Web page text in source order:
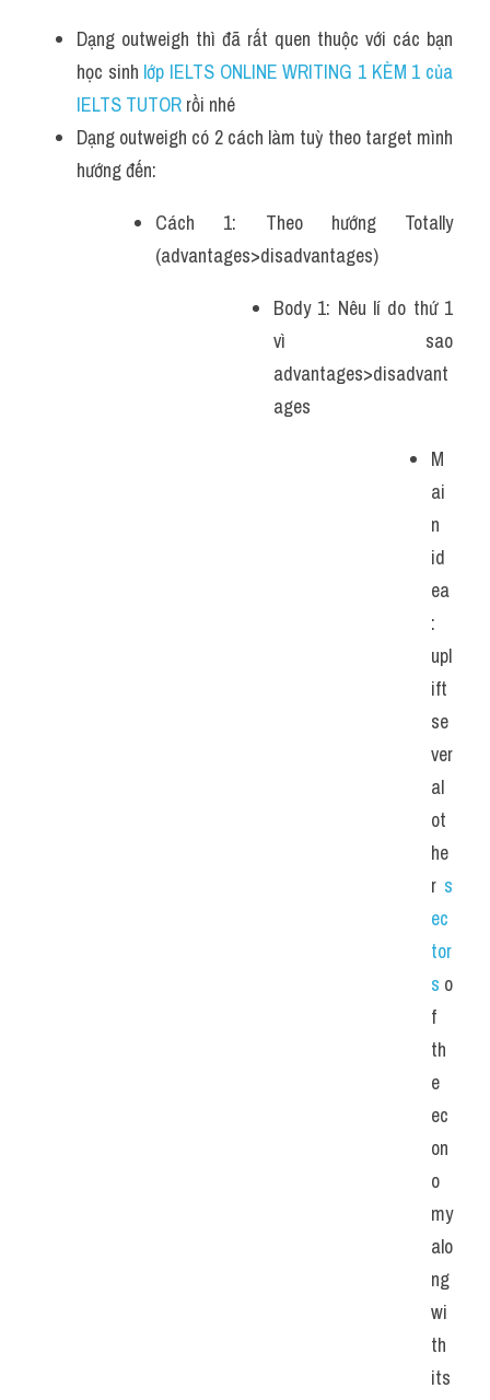
Dạng outweigh thì đã rất quen thuộc với các bạn
học sinh lớp IELTS ONLINE WRITING 1 KÈM 1 của
IELTS TUTOR rồi nhé
Dạng outweigh có 2 cách làm tuỳ theo target mình
hướng đến:
Cách 1: Theo hướng Totally
(advantages>disadvantages)
Body 1: Nêu lí do thứ 1
vì sao
advantages>disadvant
ages
M
ai
n
id
ea
:
upl
ift
se
ver
al
ot
he
r s
ec
tor
s o
f
th
e
ec
on
o
my
alo
ng
wi
th
its